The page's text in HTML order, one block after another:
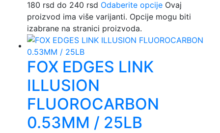
180 rsd do 240 rsd Odaberite opcije Ovaj
proizvod ima više varijanti. Opcije mogu biti
izabrane na stranici proizvoda.
FOX EDGES LINK
ILLUSION
FLUOROCARBON
0.53MM / 25LB